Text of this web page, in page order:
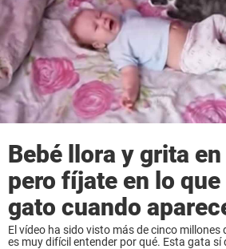
Bebé llora y grita
pero fíjate en lo que
gato cuando
El vídeo ha sido visto más de cinco millones
es muy difícil entender por qué. Esta gata